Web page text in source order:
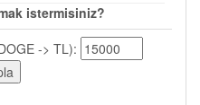
istermisiniz?
-> TL):